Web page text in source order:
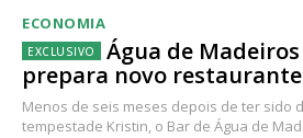
ECONOMIA
Água de
prepara novo restaurante
Menos de seis meses depois de ter sido
tempestade Kristin, o Bar de Água de